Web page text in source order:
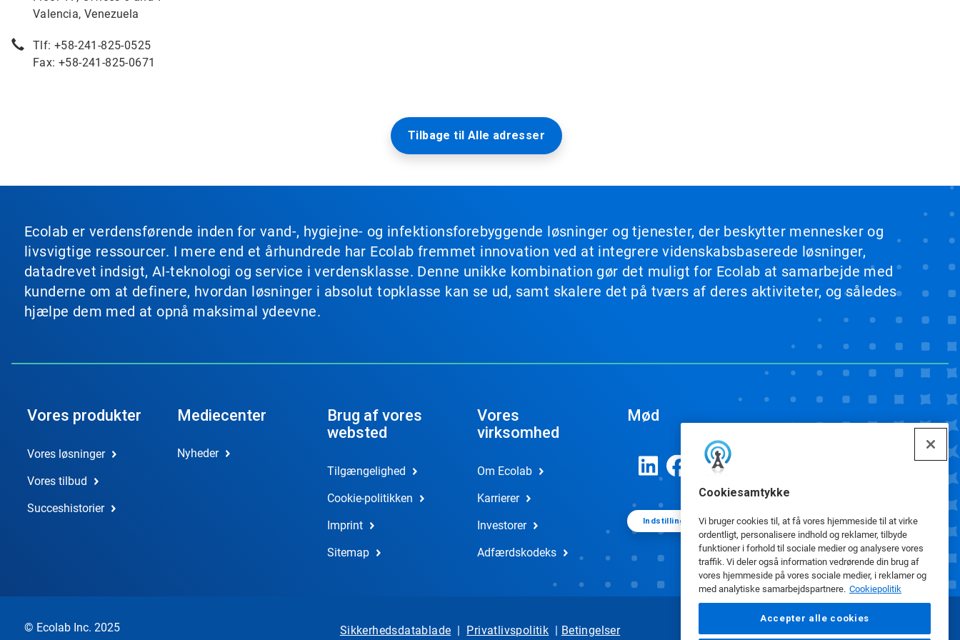
Cookiesamtykke
Vi bruger cookies til, at få vores hjemmeside til at virke
ordentligt, personalisere indhold og reklamer, tilbyde
funktioner i forhold til sociale medier og analysere vores
traffik. Vi deler også information vedrørende din brug af
vores hjemmeside på vores sociale medier, i reklamer og
med analytiske samarbejdspartnere. Cookiepolitik
Accepter alle cookies
Valencia, Venezuela
Tlf: +58-241-825-0525
Fax: +58-241-825-0671
Tilbage til Alle adresser
Ecolab er verdensførende inden for vand-, hygiejne- og infektionsforebyggende løsninger og tjenester, der beskytter mennesker og
livsvigtige ressourcer. I mere end et århundrede har Ecolab fremmet innovation ved at integrere videnskabsbaserede løsninger,
datadrevet indsigt, AI-teknologi og service i verdensklasse. Denne unikke kombination gør det muligt for Ecolab at samarbejde med
kunderne om at definere, hvordan løsninger i absolut topklasse kan se ud, samt skalere det på tværs af deres aktiviteter, og således
hjælpe dem med at opnå maksimal ydeevne.
Vores produkter
Vores løsninger
Vores tilbud
Succeshistorier
Mediecenter
Nyheder
Brug af vores
websted
Tilgængelighed
Cookie-politikken
Imprint
Sitemap
Vores
virksomhed
Om Ecolab
Karrierer
Investorer
Adfærdskodeks
Mød
Indstillinger for cookies
© Ecolab Inc. 2025 Sikkerhedsdatablade | Privatlivspolitik | Betingelser